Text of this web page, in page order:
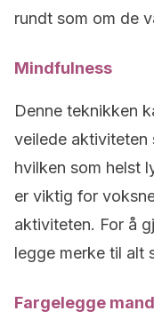
rundt som om de
Mindfulness
Denne teknikken
veilede aktiviteten
hvilken som helst
er viktig for
aktiviteten. For å
legge merke til alt
Fargelegge